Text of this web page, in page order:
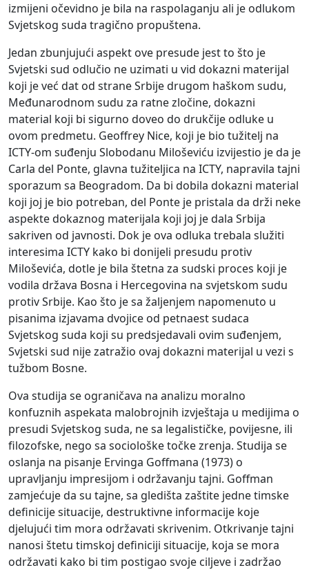
izmijeni očevidno je bila na raspolaganju ali je odlukom
Svjetskog suda tragično propuštena.
Jedan zbunjujući aspekt ove presude jest to što je
Svjetski sud odlučio ne uzimati u vid dokazni materijal
koji je već dat od strane Srbije drugom haškom sudu,
Međunarodnom sudu za ratne zločine, dokazni
material koji bi sigurno doveo do drukčije odluke u
ovom predmetu. Geoffrey Nice, koji je bio tužitelj na
ICTY-om suđenju Slobodanu Miloševiću izvijestio je da je
Carla del Ponte, glavna tužiteljica na ICTY, napravila tajni
sporazum sa Beogradom. Da bi dobila dokazni material
koji joj je bio potreban, del Ponte je pristala da drži neke
aspekte dokaznog materijala koji joj je dala Srbija
sakriven od javnosti. Dok je ova odluka trebala služiti
interesima ICTY kako bi donijeli presudu protiv
Miloševića, dotle je bila štetna za sudski proces koji je
vodila država Bosna i Hercegovina na svjetskom sudu
protiv Srbije. Kao što je sa žaljenjem napomenuto u
pisanima izjavama dvojice od petnaest sudaca
Svjetskog suda koji su predsjedavali ovim suđenjem,
Svjetski sud nije zatražio ovaj dokazni materijal u vezi s
tužbom Bosne.
Ova studija se ograničava na analizu moralno
konfuznih aspekata malobrojnih izvještaja u medijima o
presudi Svjetskog suda, ne sa legalističke, povijesne, ili
filozofske, nego sa sociološke točke zrenja. Studija se
oslanja na pisanje Ervinga Goffmana (1973) o
upravljanju impresijom i održavanju tajni. Goffman
zamjećuje da su tajne, sa gledišta zaštite jedne timske
definicije situacije, destruktivne informacije koje
djelujući tim mora održavati skrivenim. Otkrivanje tajni
nanosi štetu timskoj definiciji situacije, koja se mora
održavati kako bi tim postigao svoje ciljeve i zadržao